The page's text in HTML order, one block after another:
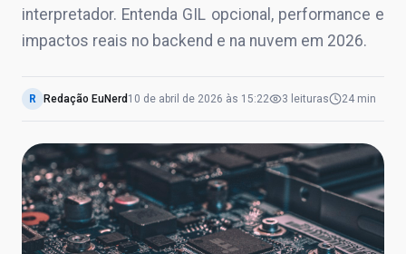
interpretador. Entenda GIL opcional, performance e
impactos reais no backend e na nuvem em 2026.
R Redação EuNerd 10 de abril de 2026 às 15:22 3 leituras 24 min